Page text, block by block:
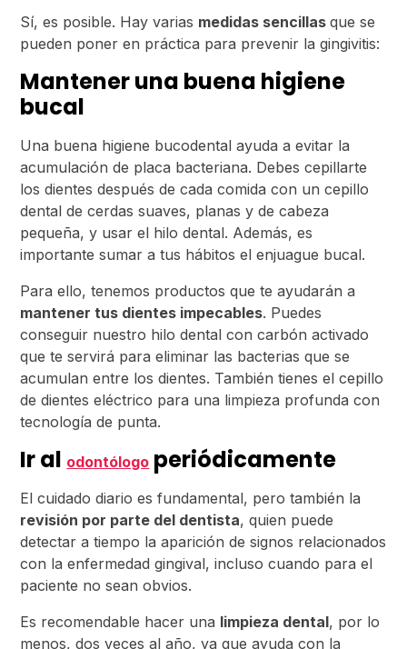
Sí, es posible. Hay varias medidas sencillasque se
pueden poner en práctica para prevenir la gingivitis:
Mantener una buena higiene
bucal
Una buena higiene bucodental ayuda a evitar la
acumulación de placa bacteriana. Debes cepillarte
los dientes después de cada comida con un cepillo
dental de cerdas suaves, planas y de cabeza
pequeña, y usar el hilo dental. Además, es
importante sumar a tus hábitos el enjuague bucal.
Para ello, tenemos productos que te ayudarán a
mantener tus dientes impecables. Puedes
conseguir nuestro hilo dental con carbón activado
que te servirá para eliminar las bacterias que se
acumulan entre los dientes. También tienes el cepillo
de dientes eléctrico para una limpieza profunda con
tecnología de punta.
Ir al odontólogo periódicamente
El cuidado diario es fundamental, pero también la
revisión por parte del dentista, quien puede
detectar a tiempo la aparición de signos relacionados
con la enfermedad gingival, incluso cuando para el
paciente no sean obvios.
Es recomendable hacer una limpieza dental, por lo
menos, dos veces al año, ya que ayuda con la